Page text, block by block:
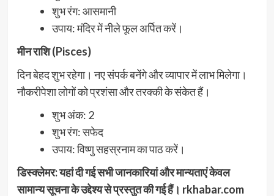
शुभ रंग: आसमानी
उपाय: मंदिर में नीले फूल अर्पित करें।
मीन राशि (Pisces)
दिन बेहद शुभ रहेगा। नए संपर्क बनेंगे और व्यापार में लाभ मिलेगा।
नौकरीपेशा लोगों को प्रशंसा और तरक्की के संकेत हैं।
शुभ अंक: 2
शुभ रंग: सफेद
उपाय: विष्णु सहस्रनाम का पाठ करें।
डिस्क्लेमर: यहां दी गई सभी जानकारियां और मान्यताएं केवल
सामान्य सूचना के उद्देश्य से प्रस्तुत की गई हैं। rkhabar.com